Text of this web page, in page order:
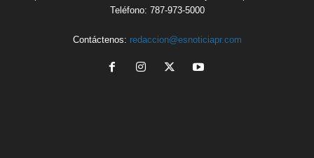
Teléfono: 787-973-5000
Contáctenos: redaccion@esnoticiapr.com